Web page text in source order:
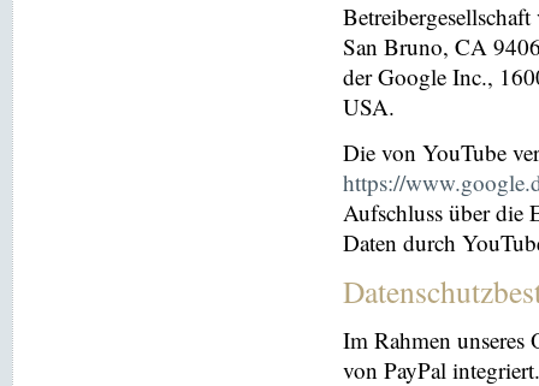
San Bruno, CA
der Google Inc.,
USA.
Die von YouTube
https://
Aufschluss über die
Daten durch
Im Rahmen unseres
von PayPal